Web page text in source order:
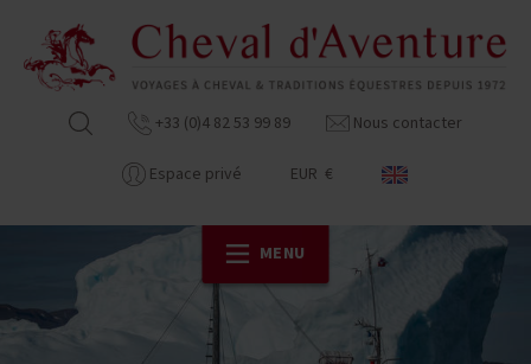
+33 (0)4 82 53 99 89 Nous contacter
Espace privé EUR €
MENU